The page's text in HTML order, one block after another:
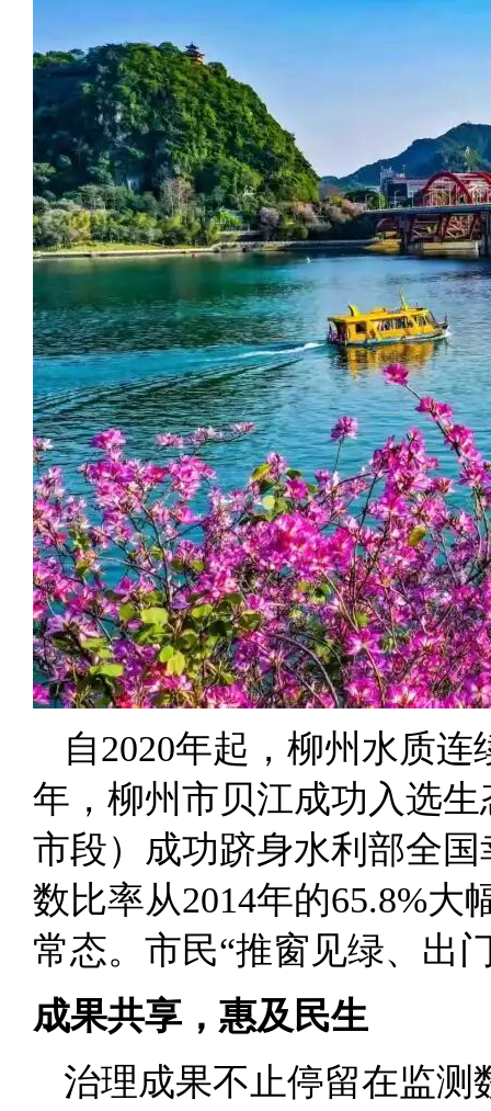
自2020年起，柳州水质
年，柳州市贝江成功入选
市段）成功跻身水利部全
数比率从2014年的65.8%大
常态。市民“推窗见绿、出
成果共享，惠及民生
治理成果不止停留在监